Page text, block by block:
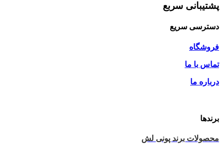
پشتیبانی سربع
دسترسی سریع
فروشگاه
تماس با ما
درباره ما
برندها
محصولات برند پونی لش